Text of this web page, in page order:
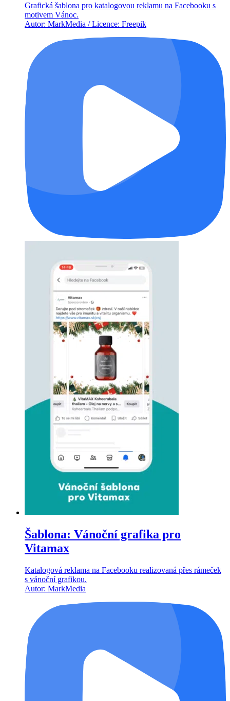
Grafická šablona pro katalogovou reklamu na Facebooku s
motivem Vánoc.
Autor: MarkMedia / Licence: Freepik
Šablona: Vánoční grafika pro
Vitamax
Katalogová reklama na Facebooku realizovaná přes rámeček
s vánoční grafikou.
Autor: MarkMedia